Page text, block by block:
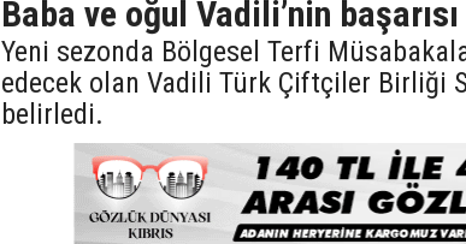
Baba ve oğul Vadili’nin
Yeni sezonda Bölgesel Terfi
edecek olan Vadili Türk Çiftçiler Birliği
belirledi.